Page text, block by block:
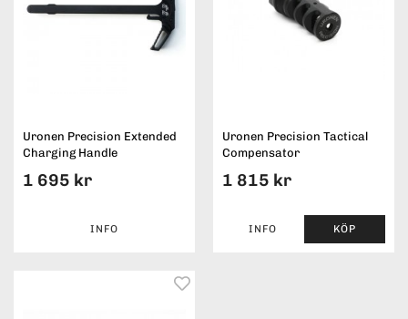
Uronen Precision Extended
Charging Handle
1 695 kr
INFO
Uronen Precision Tactical
Compensator
1 815 kr
INFO KÖP